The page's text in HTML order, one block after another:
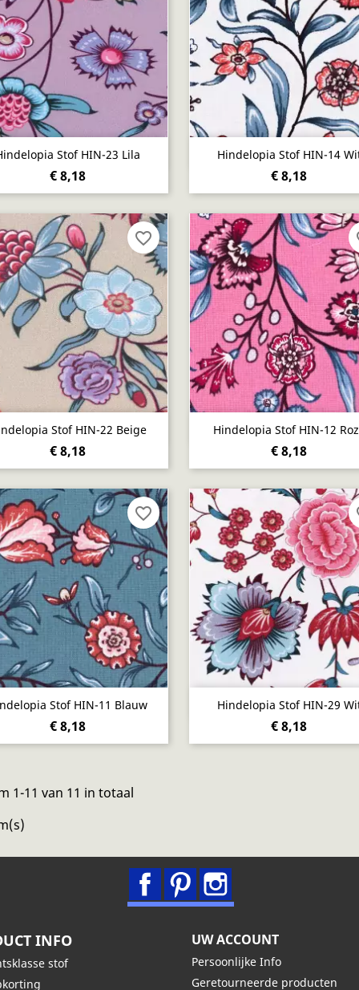
Stof HIN-23 Lila
€ 8,18
Snel bekijken Hindelopia Stof HIN-14
€ 8,18
Snel bekijken
Stof HIN-22 Beige
€ 8,18
Snel bekijken
favorite_border
Hindelopia Stof HIN-12
€ 8,18
Snel bekijken
Stof HIN-11 Blauw
€ 8,18
Snel bekijken
favorite_border
Hindelopia Stof HIN-29
€ 8,18
Snel bekijken
1-11 van 11 in totaal
FacebookPinterest
INFO
stof
UW ACCOUNT
Persoonlijke Info
Geretourneerde producten